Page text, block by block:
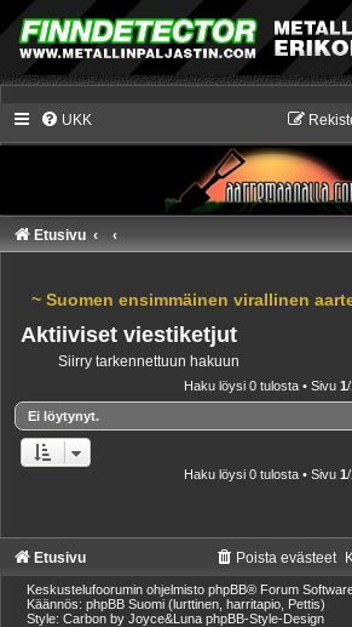
UKK
Etusivu
~ Suomen ensimmäinen virallinen
Aktiiviset viestiketjut
Siirry tarkennettuun hakuun
Haku löysi 0 tulosta • Sivu 1/
Ei löytynyt.
Haku löysi 0 tulosta • Sivu 1/
Etusivu Poista evästeet
Keskustelufoorumin ohjelmisto phpBB® Forum
Käännös: phpBB Suomi (lurttinen, harritapio, Pettis)
Style: Carbon by Joyce&Luna phpBB-Style-Design